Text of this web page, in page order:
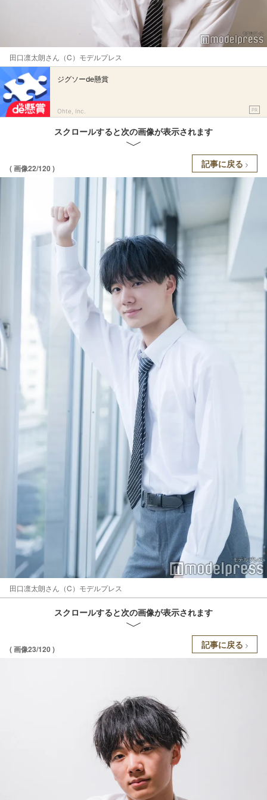
田口凛太朗さん（C）モデルプレス
ジグソーde懸賞
Ohte, Inc. PR
スクロールすると次の画像が表示されます
( 画像22/120 ) 記事に戻る
田口凛太朗さん（C）モデルプレス
スクロールすると次の画像が表示されます
( 画像23/120 ) 記事に戻る